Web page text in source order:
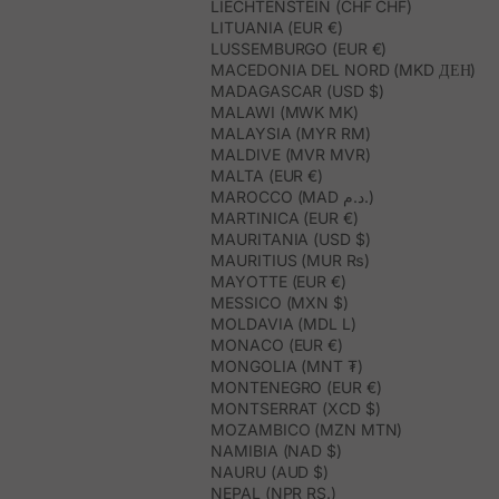
LIECHTENSTEIN (CHF CHF)
LITUANIA (EUR €)
LUSSEMBURGO (EUR €)
MACEDONIA DEL NORD (MKD ДЕН)
MADAGASCAR (USD $)
MALAWI (MWK MK)
MALAYSIA (MYR RM)
MALDIVE (MVR MVR)
MALTA (EUR €)
MAROCCO (MAD د.م.)
MARTINICA (EUR €)
MAURITANIA (USD $)
MAURITIUS (MUR ₨)
MAYOTTE (EUR €)
MESSICO (MXN $)
MOLDAVIA (MDL L)
MONACO (EUR €)
MONGOLIA (MNT ₮)
MONTENEGRO (EUR €)
MONTSERRAT (XCD $)
MOZAMBICO (MZN MTN)
NAMIBIA (NAD $)
NAURU (AUD $)
NEPAL (NPR RS.)